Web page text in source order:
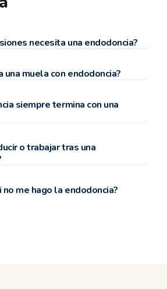
necesita una endodoncia?
una muela con endodoncia?
siempre termina con una
o trabajar tras una
no me hago la endodoncia?